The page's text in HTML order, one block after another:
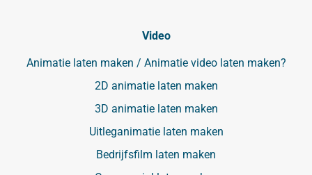
Video
Animatie laten maken / Animatie video laten maken?
2D animatie laten maken
3D animatie laten maken
Uitleganimatie laten maken
Bedrijfsfilm laten maken